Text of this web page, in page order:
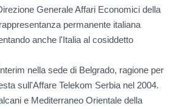
Generale Affari Economici della
permanente italiana
anche l'Italia al cosiddetto
nella sede di Belgrado, ragione per
sull'Affare Telekom Serbia nel 2004.
e Mediterraneo Orientale della